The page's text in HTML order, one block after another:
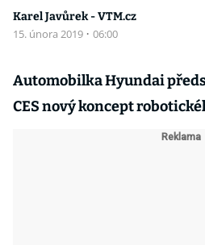
Karel Javůrek - VTM.cz
15. února 2019 · 06:00
Automobilka Hyundai
CES nový koncept